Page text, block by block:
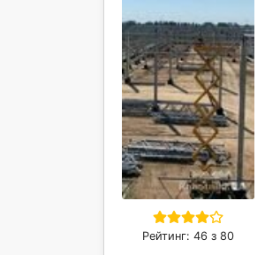
Рейтинг: 46 з 80